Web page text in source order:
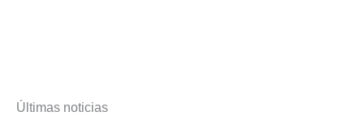
Últimas noticias